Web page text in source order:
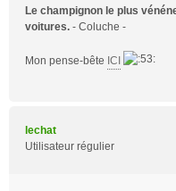
Le champignon le plus
voitures. - Coluche -
Mon pense-bête ICI
lechat
Utilisateur régulier